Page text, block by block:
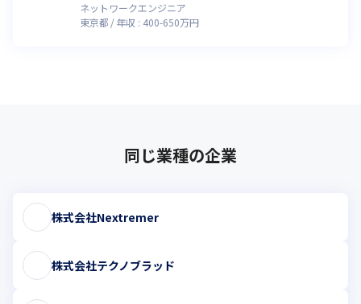
ネットワークエンジニア
東京都
年収 : 400-650万円
同じ業種の企業
株式会社Nextremer
株式会社テクノブラッド